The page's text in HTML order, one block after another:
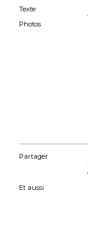
Texte
Photos
Partager
Et aussi